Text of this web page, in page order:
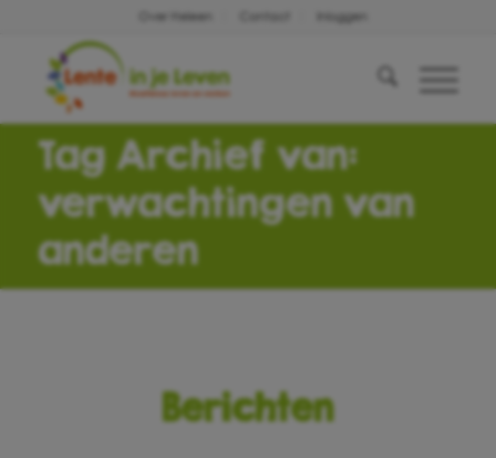
Over Heleen Inloggen
Tag Archief van:
verwachtingen van
anderen
Berichten